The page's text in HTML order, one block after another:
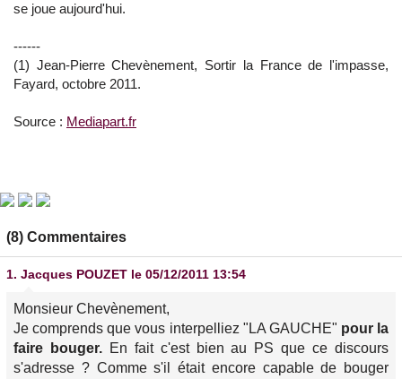
se joue aujourd'hui.
------
(1) Jean-Pierre Chevènement, Sortir la France de l'impasse,
Fayard, octobre 2011.
Source : Mediapart.fr
(8) Commentaires
1. Jacques POUZET le 05/12/2011 13:54
Monsieur Chevènement,
Je comprends que vous interpelliez "LA GAUCHE" pour la
faire bouger.En fait c'est bien au PS que ce discours
s'adresse ? Comme s'il était encore capable de bouger